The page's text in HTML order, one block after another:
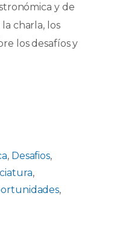
y de
charla, los
los desafíos y
, Desafios,
,
,